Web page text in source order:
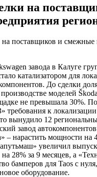
на
завода в Калуге
катализатором для
До сделки
моделей
не превышала 30%.
требования к
вынудило 12
завод
– нарастить мощности на
увеличил
28% за 9 месяцев, а
бамперов для Taos с
оборудование.